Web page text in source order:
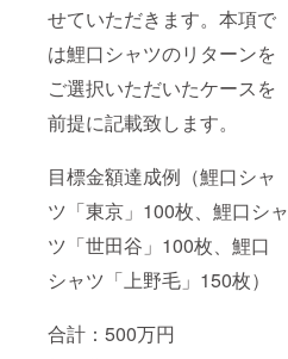
せていただきます。本項で
は鯉口シャツのリターンを
ご選択いただいたケースを
前提に記載致します。
目標金額達成例（鯉口シャ
ツ「東京」100枚、鯉口シャ
ツ「世田谷」100枚、鯉口
シャツ「上野毛」150枚）
合計：500万円